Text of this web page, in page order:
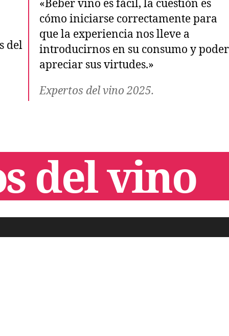
«Beber vino es fácil, la cuestión es
cómo iniciarse correctamente para
que la experiencia nos lleve a
introducirnos en su consumo y poder
apreciar sus virtudes.»
Expertos del vino 2025.
del vino